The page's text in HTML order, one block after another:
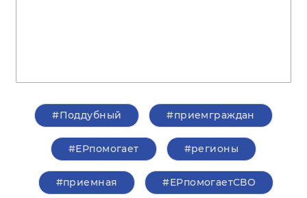
#Поддубный #приемграждан
#ЕРпомогает #регионы
#приемная #ЕРпомогаетСВО